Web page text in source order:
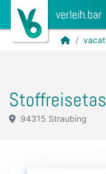
verleih.bar
94315 Straubing